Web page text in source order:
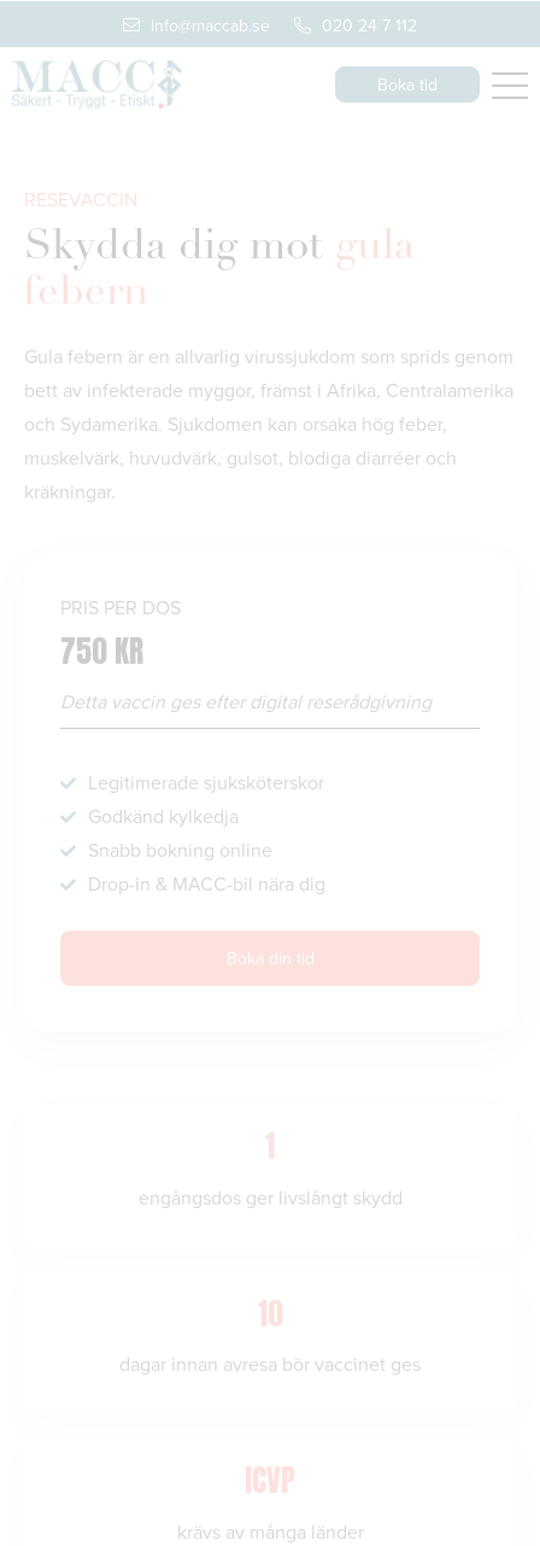
info@maccab.se 020 24 7 112
Boka tid
RESEVACCIN
Skydda dig mot gula
febern
Gula febern är en allvarlig virussjukdom som sprids genom
bett av infekterade myggor, främst i Afrika, Centralamerika
och Sydamerika. Sjukdomen kan orsaka hög feber,
muskelvärk, huvudvärk, gulsot, blodiga diarréer och
kräkningar.
PRIS PER DOS
750 KR
Detta vaccin ges efter digital reserådgivning
Legitimerade sjuksköterskor
Godkänd kylkedja
Snabb bokning online
Drop-in & MACC-bil nära dig
Boka din tid
1
engångsdos ger livslångt skydd
10
dagar innan avresa bör vaccinet ges
ICVP
krävs av många länder